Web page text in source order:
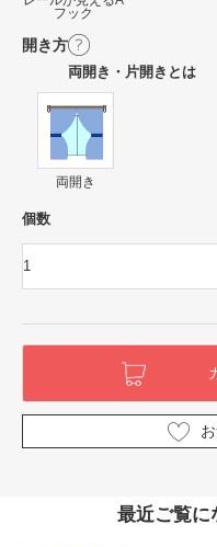
フック
開き方
両開き・片開きとは
両開き
個数
最近ご覧に